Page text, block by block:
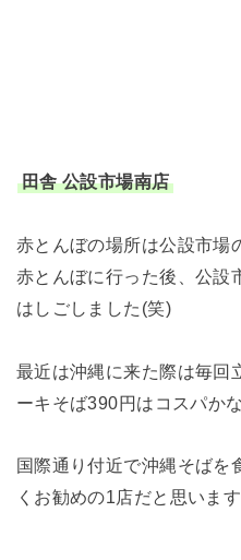
田舎 公設市場南店
赤とんぼの場所は公設市場
赤とんぼに行った後、公設
はしごしました(笑)
最近は沖縄に来た際は毎回
ーキそば390円はコスパか
国際通り付近で沖縄そばを
くお勧めの1店だと思います